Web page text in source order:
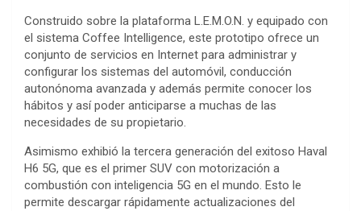
Construido sobre la plataforma L.E.M.O.N. y equipado con
el sistema Coffee Intelligence, este prototipo ofrece un
conjunto de servicios en Internet para administrar y
configurar los sistemas del automóvil, conducción
autonónoma avanzada y además permite conocer los
hábitos y así poder anticiparse a muchas de las
necesidades de su propietario.
Asimismo exhibió la tercera generación del exitoso Haval
H6 5G, que es el primer SUV con motorización a
combustión con inteligencia 5G en el mundo. Esto le
permite descargar rápidamente actualizaciones del